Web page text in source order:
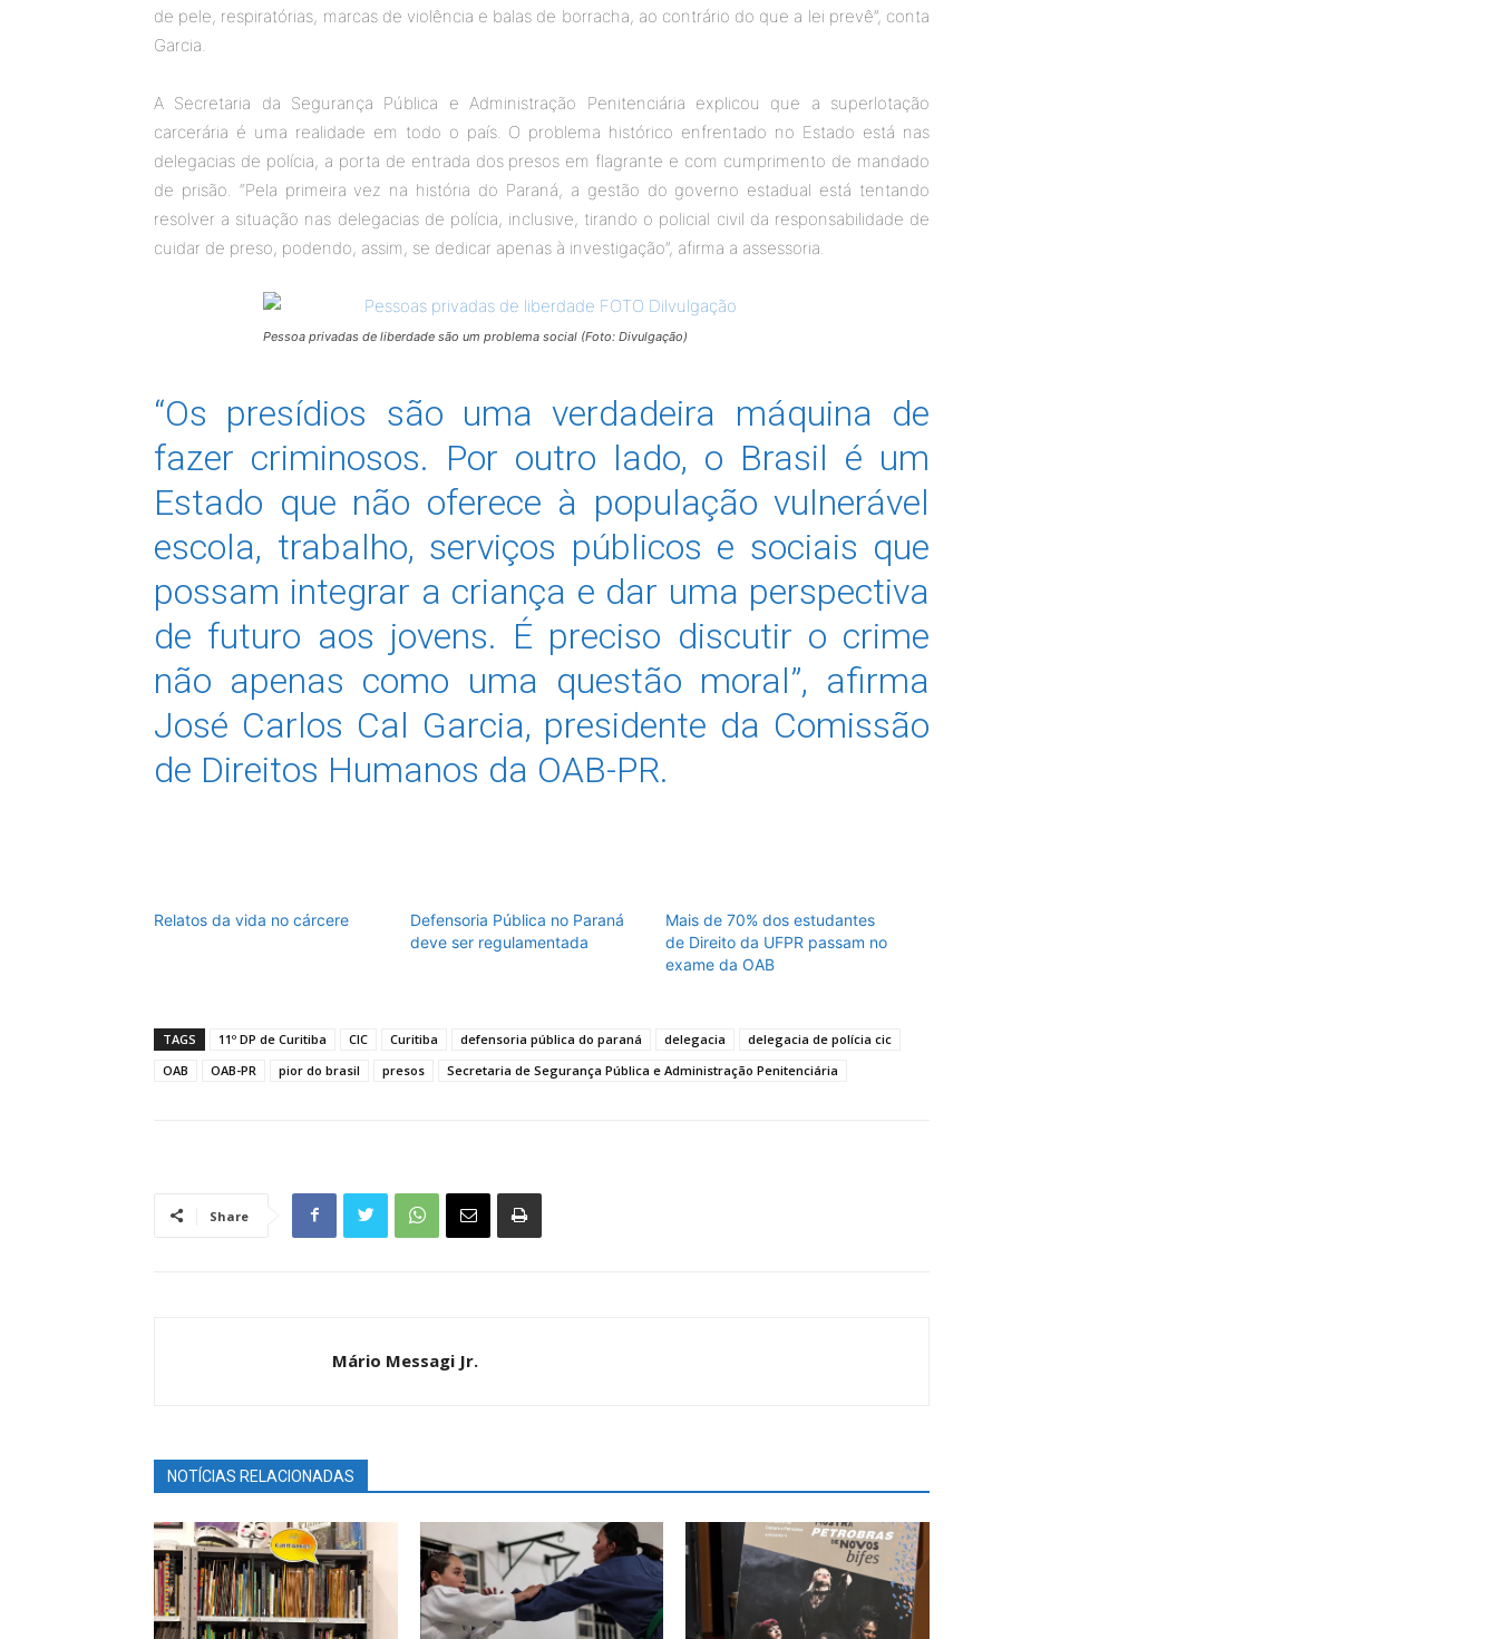
de pele, respiratórias, marcas de violência e balas de borracha, ao contrário do que a lei prevê”, conta
Garcia.
A Secretaria da Segurança Pública e Administração Penitenciária explicou que a superlotação
carcerária é uma realidade em todo o país. O problema histórico enfrentado no Estado está nas
delegacias de polícia, a porta de entrada dos presos em flagrante e com cumprimento de mandado
de prisão. “Pela primeira vez na história do Paraná, a gestão do governo estadual está tentando
resolver a situação nas delegacias de polícia, inclusive, tirando o policial civil da responsabilidade de
cuidar de preso, podendo, assim, se dedicar apenas à investigação”, afirma a assessoria.
Pessoa privadas de liberdade são um problema social (Foto: Divulgação)
“Os presídios são uma verdadeira máquina de
fazer criminosos. Por outro lado, o Brasil é um
Estado que não oferece à população vulnerável
escola, trabalho, serviços públicos e sociais que
possam integrar a criança e dar uma perspectiva
de futuro aos jovens. É preciso discutir o crime
não apenas como uma questão moral”, afirma
José Carlos Cal Garcia, presidente da Comissão
de Direitos Humanos da OAB-PR.
Relatos da vida no cárcere
Defensoria Pública no Paraná
deve ser regulamentada
Mais de 70% dos estudantes
de Direito da UFPR passam no
exame da OAB
TAGS 11º DP de Curitiba CIC Curitiba defensoria pública do paraná delegacia
delegacia de polícia cic
OAB
OAB-PR pior do brasil presos Secretaria de Segurança Pública e Administração Penitenciária
Share
Mário Messagi Jr.
NOTÍCIAS RELACIONADAS